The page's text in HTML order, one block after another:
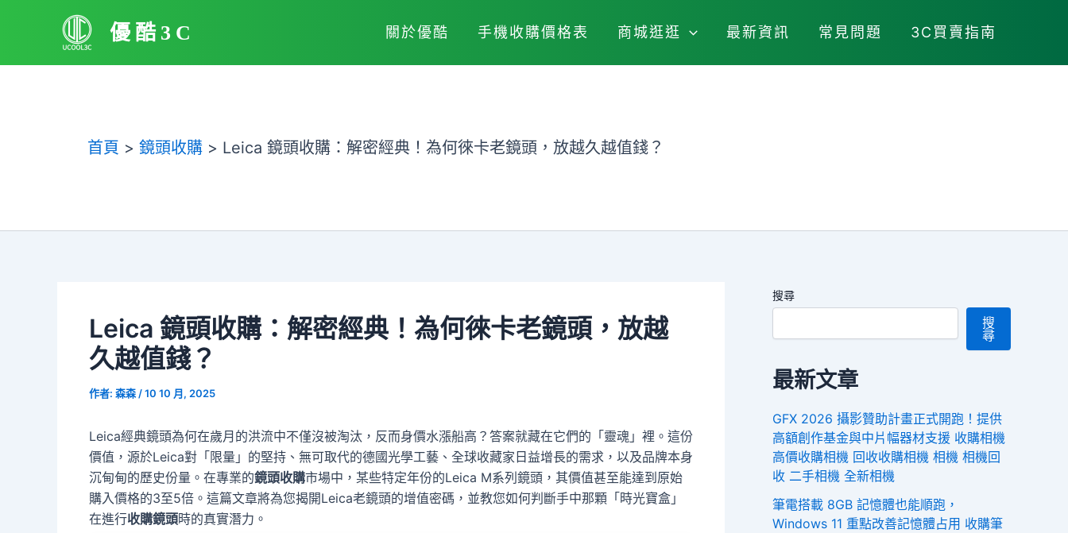
優酷3C 關於優酷 手機收購價格表 商城逛逛 最新資訊 常見問題 3C買賣指南
首頁 鏡頭收購 Leica 鏡頭收購：解密經典！為何徠卡老鏡頭，放越久越值錢？
Leica 鏡頭收購：解密經典！為何徠卡老鏡頭，放越
久越值錢？
作者: 森森 /10 10 月, 2025
Leica經典鏡頭為何在歲月的洪流中不僅沒被淘汰，反而身價水漲船高？答案就藏在它們的「靈魂」裡。這份
價值，源於Leica對「限量」的堅持、無可取代的德國光學工藝、全球收藏家日益增長的需求，以及品牌本身
沉甸甸的歷史份量。在專業的鏡頭收購市場中，某些特定年份的Leica M系列鏡頭，其價值甚至能達到原始
購入價格的3至5倍。這篇文章將為您揭開Leica老鏡頭的增值密碼，並教您如何判斷手中那顆「時光寶盒」
在進行收購鏡頭時的真實潛力。
搜尋
搜
尋
最新文章
GFX 2026 攝影贊助計畫正式開跑！提供
高額創作基金與中片幅器材支援 收購相機
高價收購相機 回收收購相機 相機 相機回
收 二手相機 全新相機
筆電搭載 8GB 記憶體也能順跑，
Windows 11 重點改善記憶體占用 收購筆